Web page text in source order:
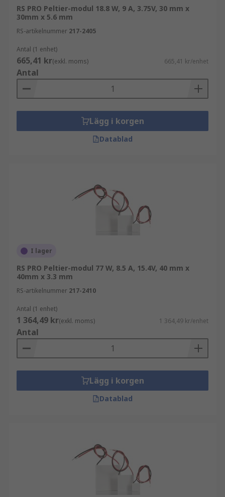
RS PRO Peltier-modul 18.8 W, 9 A, 3.75V, 30 mm x
30mm x 5.6 mm
RS-artikelnummer 217-2405
Antal (1 enhet)
665,41 kr(exkl. moms) 665,41 kr/enhet
Antal
Lägg i korgen
Datablad
I lager
RS PRO Peltier-modul 77 W, 8.5 A, 15.4V, 40 mm x
40mm x 3.3 mm
RS-artikelnummer 217-2410
Antal (1 enhet)
1 364,49 kr(exkl. moms) 1 364,49 kr/enhet
Antal
Lägg i korgen
Datablad